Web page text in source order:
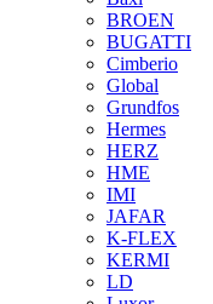
BROEN
BUGATTI
Cimberio
Global
Grundfos
Hermes
HERZ
HME
IMI
JAFAR
K-FLEX
KERMI
LD